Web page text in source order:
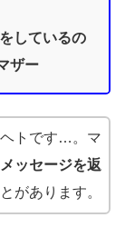
しているの
ザー
トです…。マ
メッセージを返
があります。